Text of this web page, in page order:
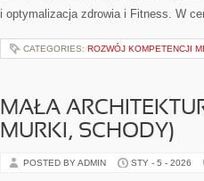
i optymalizacja zdrowia i Fitness. W
CATEGORIES: ROZWÓJ KOMPETENCJI
MAŁA
MURKI, SCHODY)
POSTED BY ADMIN STY - 5 - 2026